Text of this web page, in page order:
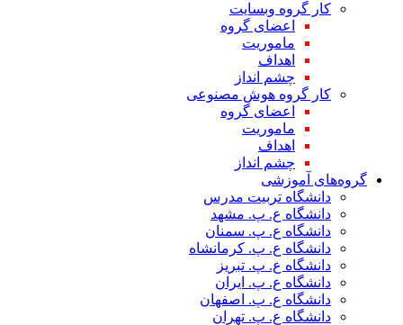
کار گروه وبسایت
اعضای گروه
ماموریت
اهداف
چشم انداز
کار گروه هوش مصنوعی
اعضای گروه
ماموریت
اهداف
چشم انداز
گروه‌های آموزشی
دانشگاه تربیت مدرس
دانشگاه ع. پ. مشهد
دانشگاه ع. پ. سمنان
دانشگاه ع. پ. کرمانشاه
دانشگاه ع. پ. تبریز
دانشگاه ع. پ. ایران
دانشگاه ع. پ. اصفهان
دانشگاه ع. پ. تهران